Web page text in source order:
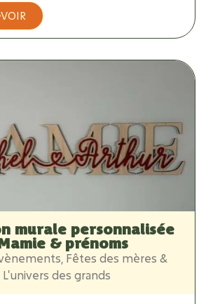
VOIR
murale personnalisée
& prénoms
Fêtes des mères &
L'univers des grands